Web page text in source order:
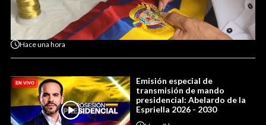
Haceuna hora
Emisión especial de
transmisión de mando
presidencial: Abelardo de la
Espriella 2026 - 2030